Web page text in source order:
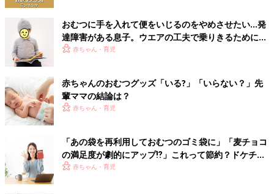
3 おなかのテープを留める
汚れたおむつを抜き取ったら、おなかのテープを左右対称に留め
ます。まだおへそがジクジクしているときは、おへそにおむつが
かからないように端を折り曲げるなどします。
4 締めつけすぎていないかチェック
おなか回りに指を入れ、指１～２本分くらいゆとりがあればＯ
を外側に出します。
布おむつを替えるときに用意するもの
おむつに手を入れて便をいじるのをやめさせたい…発
達障害がある息子。ウエアの工夫で乗りきるために
【体験談】
赤ちゃん・育児
赤ちゃんのおむつグッズ「いる?」「いらない？」先
輩ママの結論は？
赤ちゃん・育児
「あの袋を再利用しておむつのゴミ袋に」「麦チョコ
の満足度が劇的にアップ⁉」これって節約？ドケチ？
ちょっと笑える節約エピソード
赤ちゃん・育児